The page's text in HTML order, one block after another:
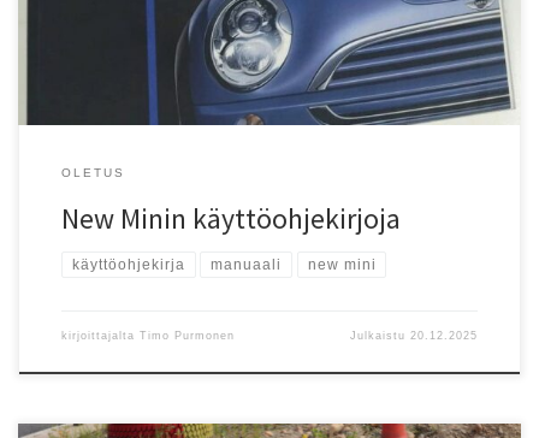
viimeisimpiin Mineihin meillä ei ole kirjoja. Ohessa on lista kirjoista
mitä löytyy. Kirjoille olemme päättäneet pitää hintana 30 […]
OLETUS
New Minin käyttöohjekirjoja
käyttöohjekirja manuaali new mini
kirjoittajalta Timo Purmonen Julkaistu 20.12.2025